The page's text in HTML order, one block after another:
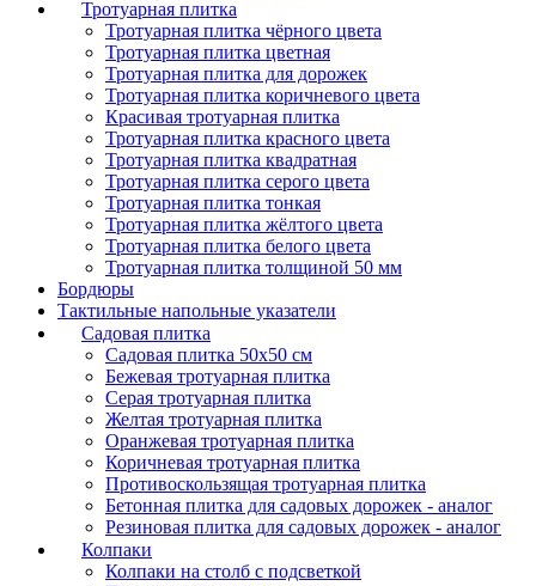
Тротуарная плитка
Тротуарная плитка чёрного цвета
Тротуарная плитка цветная
Тротуарная плитка для дорожек
Тротуарная плитка коричневого цвета
Красивая тротуарная плитка
Тротуарная плитка красного цвета
Тротуарная плитка квадратная
Тротуарная плитка серого цвета
Тротуарная плитка тонкая
Тротуарная плитка жёлтого цвета
Тротуарная плитка белого цвета
Тротуарная плитка толщиной 50 мм
Бордюры
Тактильные напольные указатели
Садовая плитка
Садовая плитка 50х50 см
Бежевая тротуарная плитка
Серая тротуарная плитка
Желтая тротуарная плитка
Оранжевая тротуарная плитка
Коричневая тротуарная плитка
Противоскользящая тротуарная плитка
Бетонная плитка для садовых дорожек - аналог
Резиновая плитка для садовых дорожек - аналог
Колпаки
Колпаки на столб с подсветкой